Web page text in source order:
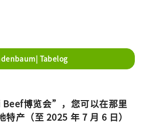
Tabelog
博览会”，您可以在那里
产（至 2025 年 7 月 6 日）